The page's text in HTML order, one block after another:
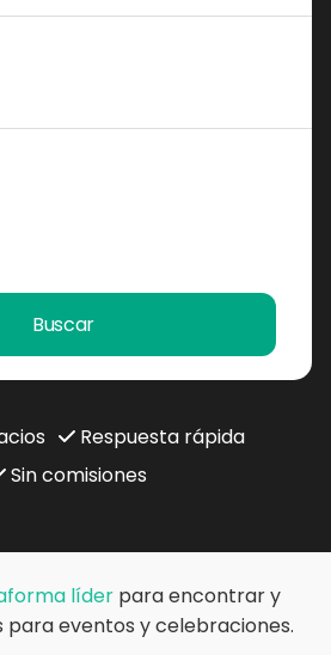
Buscar
Respuesta rápida
Sin comisiones
líder para encontrar y
para eventos y celebraciones.